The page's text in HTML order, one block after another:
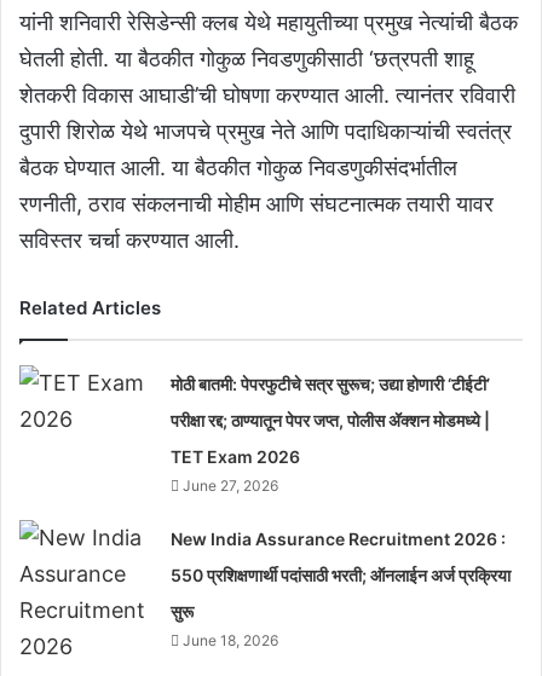
यांनी शनिवारी रेसिडेन्सी क्लब येथे महायुतीच्या प्रमुख नेत्यांची बैठक
घेतली होती. या बैठकीत गोकुळ निवडणुकीसाठी ‘छत्रपती शाहू
शेतकरी विकास आघाडी’ची घोषणा करण्यात आली. त्यानंतर रविवारी
दुपारी शिरोळ येथे भाजपचे प्रमुख नेते आणि पदाधिकाऱ्यांची स्वतंत्र
बैठक घेण्यात आली. या बैठकीत गोकुळ निवडणुकीसंदर्भातील
रणनीती, ठराव संकलनाची मोहीम आणि संघटनात्मक तयारी यावर
सविस्तर चर्चा करण्यात आली.
Related Articles
मोठी बातमी: पेपरफुटीचे सत्र सुरूच; उद्या होणारी ‘टीईटी’
परीक्षा रद्द; ठाण्यातून पेपर जप्त, पोलीस ॲक्शन मोडमध्ये |
TET Exam 2026
June 27, 2026
New India Assurance Recruitment 2026 :
550 प्रशिक्षणार्थी पदांसाठी भरती; ऑनलाईन अर्ज प्रक्रिया
सुरू
June 18, 2026